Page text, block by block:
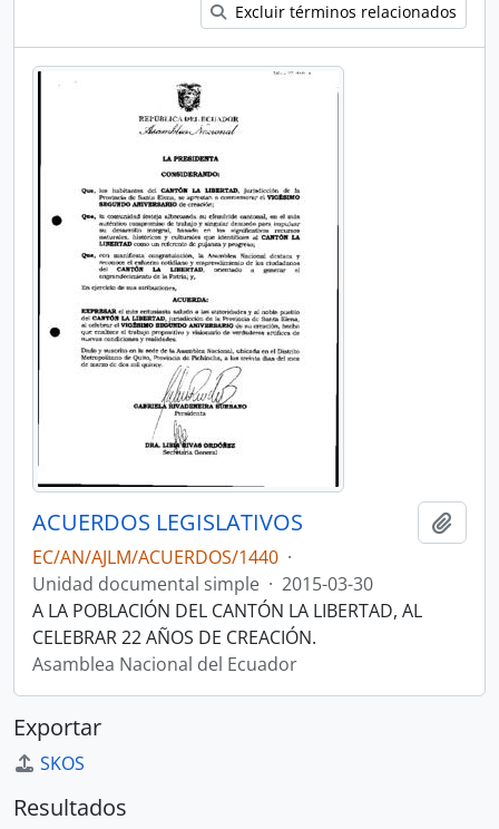
Excluir términos relacionados
ACUERDOS LEGISLATIVOS
EC/AN/AJLM/ACUERDOS/1440 ·
Unidad documental simple · 2015-03-30
A LA POBLACIÓN DEL CANTÓN LA LIBERTAD, AL
CELEBRAR 22 AÑOS DE CREACIÓN.
Asamblea Nacional del Ecuador
Exportar
SKOS
Resultados